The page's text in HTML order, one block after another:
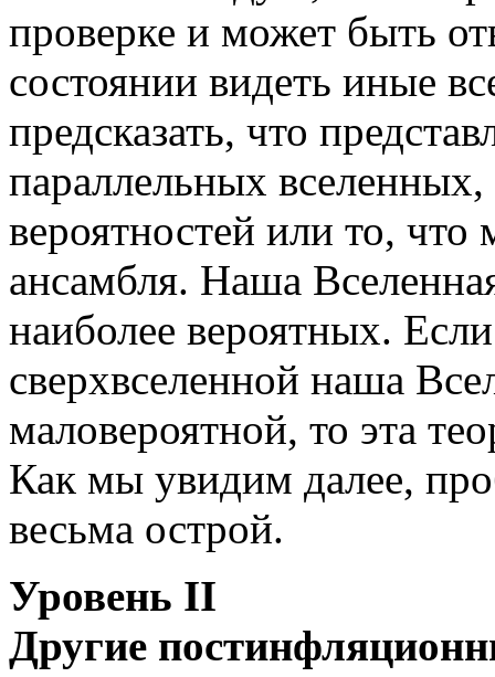
проверке и может быть
состоянии видеть иные
предсказать, что
параллельных
вероятностей или то,
ансамбля. Наша
наиболее вероятных.
сверхвселенной наша
маловероятной, то эта
Как мы увидим далее,
весьма острой.
Уровень II
Другие